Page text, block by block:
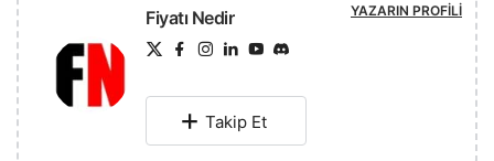
Fiyatı Nedir YAZARIN PROFILI
Takip Et